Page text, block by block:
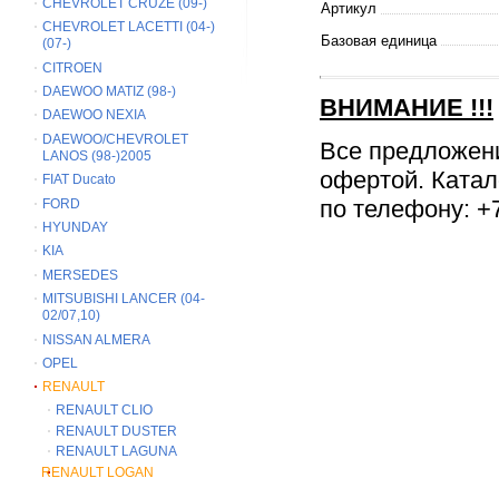
CHEVROLET CRUZE (09-)
CHEVROLET LACETTI (04-)
(07-)
CITROEN
DAEWOO MATIZ (98-)
DAEWOO NEXIA
DAEWOO/CHEVROLET
LANOS (98-)2005
FIAT Ducato
FORD
HYUNDAY
KIA
MERSEDES
MITSUBISHI LANCER (04-
02/07,10)
NISSAN ALMERA
OPEL
RENAULT
RENAULT CLIO
RENAULT DUSTER
RENAULT LAGUNA
RENAULT LOGAN
Артикул
Базовая единица
ВНИМАНИЕ !!!
Все
офертой.
по телефону: